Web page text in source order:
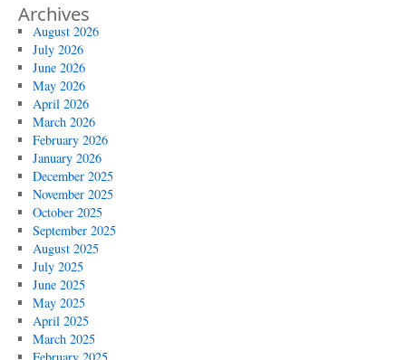
Archives
August 2026
July 2026
June 2026
May 2026
April 2026
March 2026
February 2026
January 2026
December 2025
November 2025
October 2025
September 2025
August 2025
July 2025
June 2025
May 2025
April 2025
March 2025